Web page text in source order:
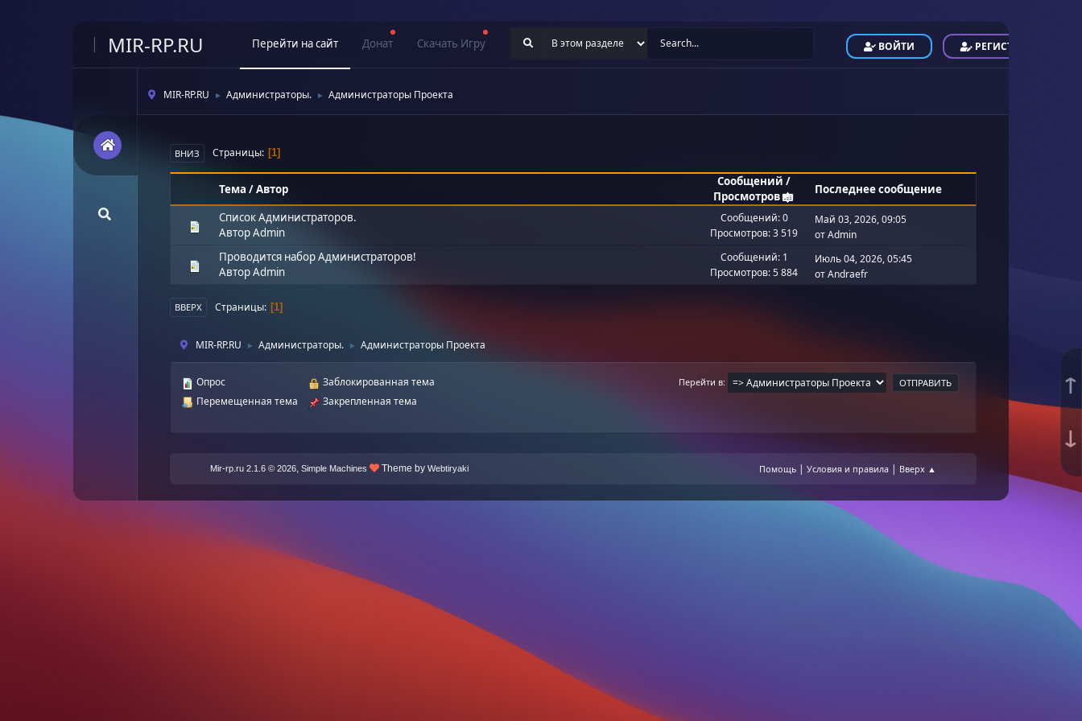
↑
↓
MIR-RP.RU Перейти на сайт Донат Скачать Игру ВОЙТИ РЕГИСТРАЦИЯ
MIR-RP.RU ► Администраторы. ► Администраторы Проекта
ВНИЗ Страницы 1
Тема /Автор
Сообщений /
Просмотров
Последнее сообщение
Список Администраторов.
АвторAdmin
Сообщений: 0
Просмотров: 3 519
Май 03, 2026, 09:05
отAdmin
Проводится набор Администраторов!
АвторAdmin
Сообщений: 1
Просмотров: 5 884
Июль 04, 2026, 05:45
отAndraefr
ВВЕРХ Страницы 1
MIR-RP.RU ► Администраторы. ► Администраторы Проекта
Перейти в
Опрос
Перемещенная тема
Заблокированная тема
Закрепленная тема
Помощь| Условия и правила| Вверх ▲
Mir-rp.ru 2.1.6 © 2026 ,Simple Machines Theme byWebtiryaki